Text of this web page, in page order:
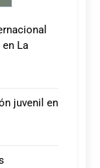
La
juvenil en